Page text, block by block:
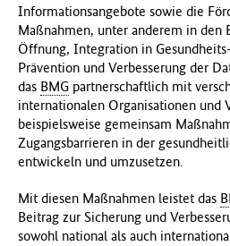
Informationsangebote sowie die
Maßnahmen, unter anderem in den
Öffnung, Integration in
Prävention und Verbesserung der
das BMG partnerschaftlich mit
internationalen Organisationen und
beispielsweise gemeinsam
Zugangsbarrieren in der
entwickeln und umzusetzen.
Mit diesen Maßnahmen leistet das
Beitrag zur Sicherung und
sowohl national als auch